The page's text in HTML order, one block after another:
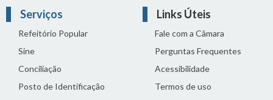
Serviços
Refeitório Popular
Sine
Conciliação
Posto de Identificação
Links Úteis
Fale com a Câmara
Perguntas Frequentes
Acessibilidade
Termos de uso